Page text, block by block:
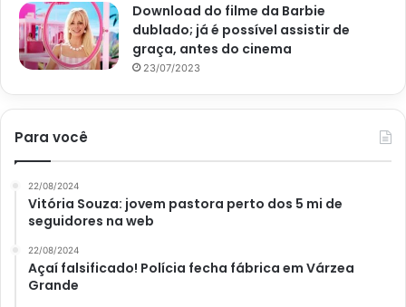
Frutas e grãos que devemos lavar antes de consumir ou cozinhar;
veja – Reprodução Canva
Quais outros alimentos devem
ser lavados?
Download do filme da Barbie
dublado; já é possível assistir de
graça, antes do cinema
23/07/2023
Para você
22/08/2024
Vitória Souza: jovem pastora perto dos 5 mi de
seguidores na web
22/08/2024
Açaí falsificado! Polícia fecha fábrica em Várzea
Grande